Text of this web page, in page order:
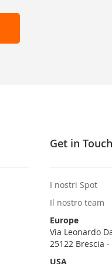
Get in Touch
I nostri Spot
Il nostro team
Europe
Via Leonardo
25122 Brescia
USA